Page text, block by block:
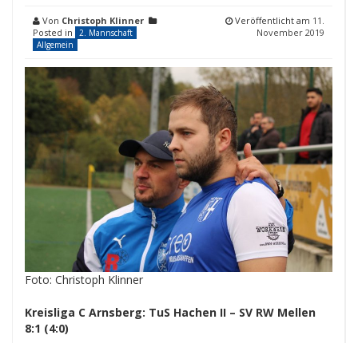
Von Christoph Klinner
Posted in
2. Mannschaft
Allgemein
Veröffentlicht am 11.
November 2019
Foto: Christoph Klinner
Kreisliga C Arnsberg: TuS Hachen II – SV RW Mellen
8:1 (4:0)